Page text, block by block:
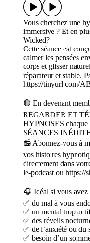
Vous cherchez une
immersive ? Et en
Wicked?
Cette séance est
calmer les pensées
corps et glisser
réparateur et stable.
https://tinyurl.com/
🟢 En devenant
REGARDER ET
HYPNOSES chaque
SÉANCES
📻 Abonnez-vous à
vos histoires
directement dans
le-podcast ou https://
🎧 Idéal si vous avez
✅ du mal à vous
✅ un mental trop
✅ des réveils
✅ de l’anxiété ou du
✅ besoin d’un